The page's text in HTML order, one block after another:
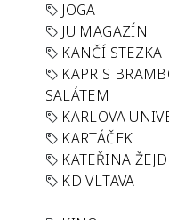
JOGA
JU MAGAZÍN
KANČÍ STEZKA
KAPR S
SALÁTEM
KARLOVA
KARTÁČEK
KATEŘINA
KD VLTAVA